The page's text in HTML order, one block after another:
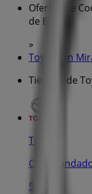
Ofertas de
de Ebro
»
Toyota en
Tiendas de
Toyota
Calle
530 m